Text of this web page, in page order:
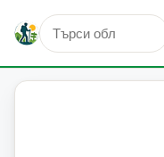
култура и изкуство